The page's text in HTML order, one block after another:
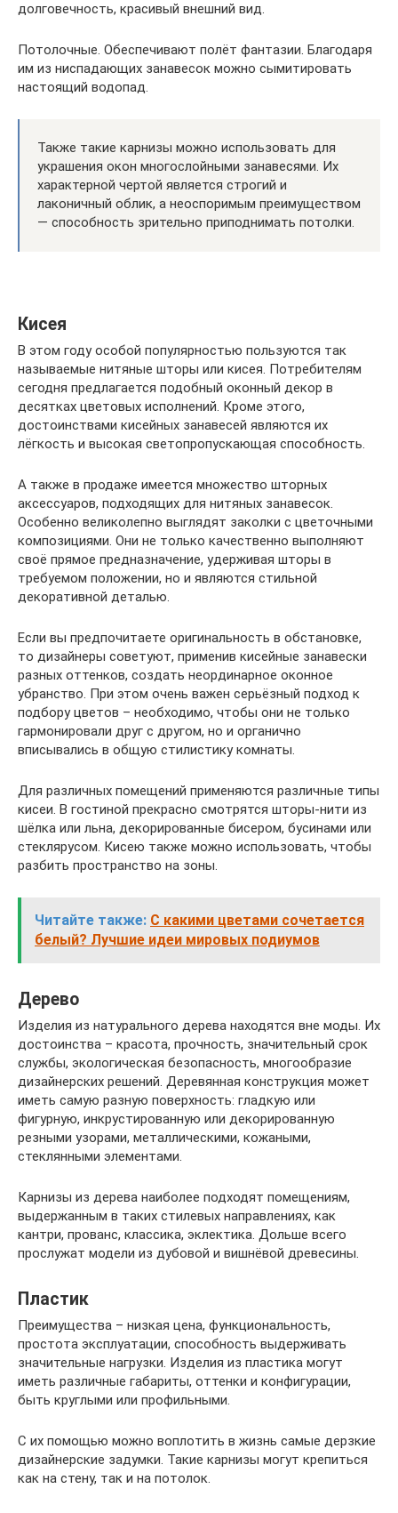
долговечность, красивый внешний вид.
Потолочные. Обеспечивают полёт фантазии. Благодаря
им из ниспадающих занавесок можно сымитировать
настоящий водопад.
Также такие карнизы можно использовать для
украшения окон многослойными занавесями. Их
характерной чертой является строгий и
лаконичный облик, а неоспоримым преимуществом
— способность зрительно приподнимать потолки.
Кисея
В этом году особой популярностью пользуются так
называемые нитяные шторы или кисея. Потребителям
сегодня предлагается подобный оконный декор в
десятках цветовых исполнений. Кроме этого,
достоинствами кисейных занавесей являются их
лёгкость и высокая светопропускающая способность.
А также в продаже имеется множество шторных
аксессуаров, подходящих для нитяных занавесок.
Особенно великолепно выглядят заколки с цветочными
композициями. Они не только качественно выполняют
своё прямое предназначение, удерживая шторы в
требуемом положении, но и являются стильной
декоративной деталью.
Если вы предпочитаете оригинальность в обстановке,
то дизайнеры советуют, применив кисейные занавески
разных оттенков, создать неординарное оконное
убранство. При этом очень важен серьёзный подход к
подбору цветов – необходимо, чтобы они не только
гармонировали друг с другом, но и органично
вписывались в общую стилистику комнаты.
Для различных помещений применяются различные типы
кисеи. В гостиной прекрасно смотрятся шторы-нити из
шёлка или льна, декорированные бисером, бусинами или
стеклярусом. Кисею также можно использовать, чтобы
разбить пространство на зоны.
Читайте также: С какими цветами сочетается
белый? Лучшие идеи мировых подиумов
Дерево
Изделия из натурального дерева находятся вне моды. Их
достоинства – красота, прочность, значительный срок
службы, экологическая безопасность, многообразие
дизайнерских решений. Деревянная конструкция может
иметь самую разную поверхность: гладкую или
фигурную, инкрустированную или декорированную
резными узорами, металлическими, кожаными,
стеклянными элементами.
Карнизы из дерева наиболее подходят помещениям,
выдержанным в таких стилевых направлениях, как
кантри, прованс, классика, эклектика. Дольше всего
прослужат модели из дубовой и вишнёвой древесины.
Пластик
Преимущества – низкая цена, функциональность,
простота эксплуатации, способность выдерживать
значительные нагрузки. Изделия из пластика могут
иметь различные габариты, оттенки и конфигурации,
быть круглыми или профильными.
С их помощью можно воплотить в жизнь самые дерзкие
дизайнерские задумки. Такие карнизы могут крепиться
как на стену, так и на потолок.